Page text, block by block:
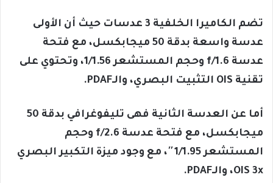
تضم الكاميرا الخلفية 3 عدسات حيث أن الأولى
عدسة واسعة بدقة 50 ميجابكسل، مع فتحة
عدسة f/1.6 وحجم المستشعر 1/1.56، وتحتوي على
تقنية OIS التثبيت البصري، والـPDAF.
أما عن العدسة الثانية فهى تليفوغرافي بدقة 50
ميجابكسل، مع فتحة عدسة f/2.6 وحجم
المستشعر 1/1.95″، مع وجود ميزة التكبير البصري
OIS 3x، والـPDAF.